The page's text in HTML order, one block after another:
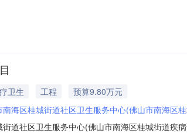
卫生 工程
预算9.80万元
南海区桂城街道社区卫生服务中心(佛山市南海区
道社区卫生服务中心(佛山市南海区桂城街道